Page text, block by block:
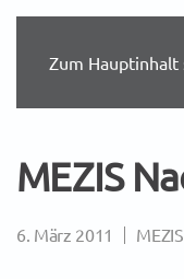
Zum Hauptinhalt
MEZIS
6. März 2011